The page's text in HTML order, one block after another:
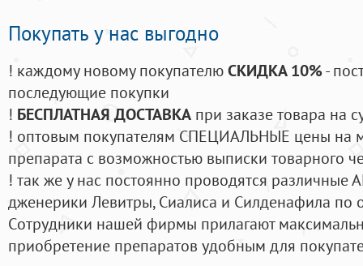
Покупать у нас выгодно
! каждому новому покупателюСКИДКА 10%-
последующие покупки
! БЕСПЛАТНАЯ ДОСТАВКА при заказе товара на
! оптовым покупателям СПЕЦИАЛЬНЫЕ цены на
препарата с возможностью выписки товарного
! так же у нас постоянно проводятся
дженерики Левитры, Сиалиса и Силденафила по
Cотрудники нашей фирмы прилагают
приобретение препаратов удобным для